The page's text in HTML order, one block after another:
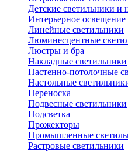
Детские светильники и
Интерьерное освещение
Линейные светильники
Люминесцентные
Люстры и бра
Накладные светильники
Настенно-потолочные
Настольные
Переноска
Подвесные светильники
Подсветка
Прожекторы
Промышленные
Растровые светильники